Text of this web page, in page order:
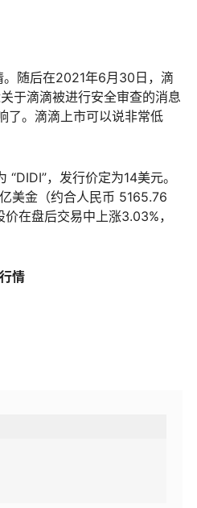
随后在2021年6月30日，滴
于滴滴被进行安全审查的消息
了。滴滴上市可以说非常低
，发行价定为14美元。
美金（约合人民币 5165.76
在盘后交易中上涨3.03%，
情